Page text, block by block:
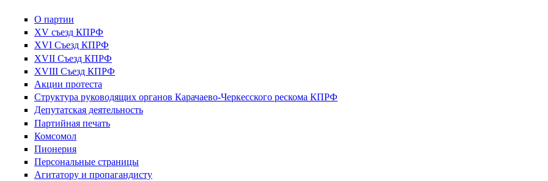
О партии
XV съезд КПРФ
XVI Съезд КПРФ
XVII Cъезд КПРФ
XVIII Cъезд КПРФ
Акции протеста
Структура руководящих органов Карачаево-Черкесского рескома КПРФ
Депутатская деятельность
Партийная печать
Комсомол
Пионерия
Персональные страницы
Агитатору и пропагандисту